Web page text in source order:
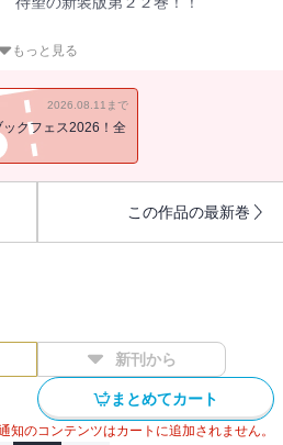
ェクトＤvs.サイドワインダー！！
走り屋達の、頂点を決めるバトルが
橋涼介が仕掛けたこのカーニバル
もっと見る
2026.08.11まで
ックフェス2026！全
この作品の最新巻
新刊から
まとめてカート
知のコンテンツはカートに追加されません。